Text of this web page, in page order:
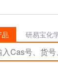
研易宝化